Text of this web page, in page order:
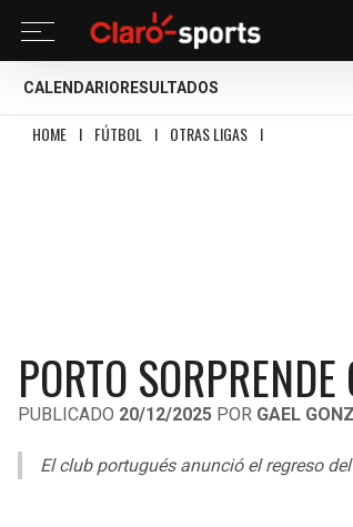
CALENDARIO RESULTADOS
HOME I FÚTBOL I OTRAS LIGAS I
PORTO
PUBLICADO 20/12/2025 POR GAEL
El club portugués anunció el regreso